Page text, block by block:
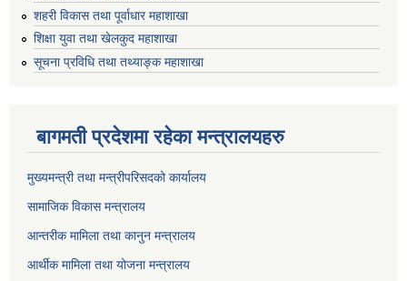
शहरी विकास तथा पूर्वाधार महाशाखा
शिक्षा युवा तथा खेलकुद महाशाखा
सूचना प्रविधि तथा तथ्याङ्क महाशाखा
बागमती प्रदेशमा रहेका मन्त्रालयहरु
मुख्यमन्त्री तथा मन्त्रीपरिसदको कार्यालय
सामाजिक विकास मन्त्रालय
आन्तरीक मामिला तथा कानुन मन्त्रालय
आर्थीक मामिला तथा योजना मन्त्रालय